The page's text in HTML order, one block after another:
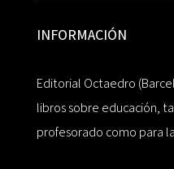
INFORMACIÓN
Editorial Octaedro
libros sobre educación,
profesorado como para